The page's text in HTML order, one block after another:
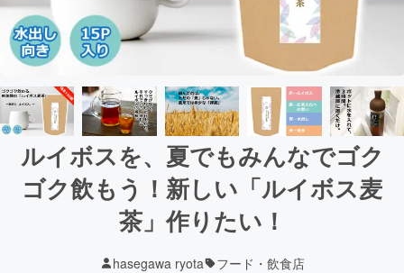
ルイボスを、夏でもみんなでゴク
ゴク飲もう！新しい「ルイボス麦
茶」作りたい！
hasegawa ryota フード・飲食店